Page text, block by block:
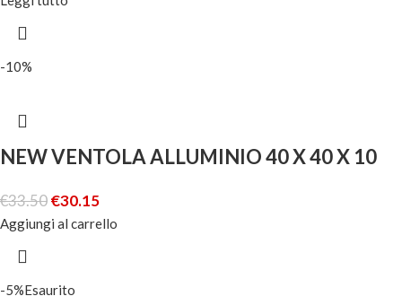
-10%
NEW VENTOLA ALLUMINIO 40 X 40 X 10
€33.50€30.15
Aggiungi al carrello
-5%Esaurito